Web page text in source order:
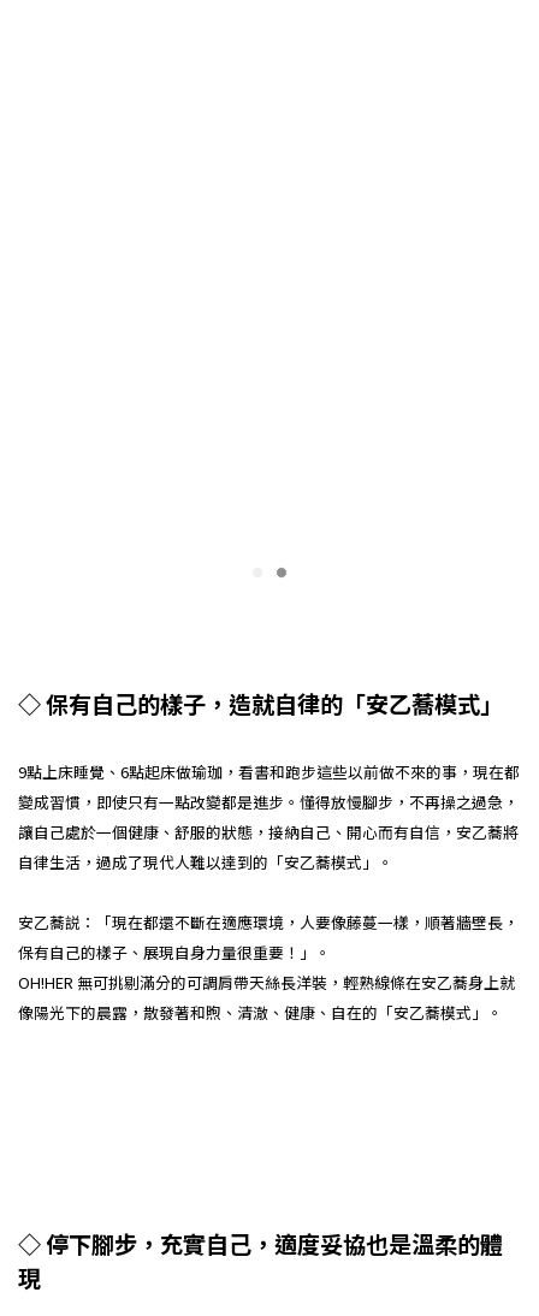
◇ 保有自己的樣子，造就自律的「安乙蕎模式」
9點上床睡覺、6點起床做瑜珈，看書和跑步這些以前做不來的事，現在都
變成習慣，即使只有一點改變都是進步。懂得放慢腳步，不再操之過急，
讓自己處於一個健康、舒服的狀態，接納自己、開心而有自信，安乙蕎將
自律生活，過成了現代人難以達到的「安乙蕎模式」。
安乙蕎説：「現在都還不斷在適應環境，人要像藤蔓一樣，順著牆壁長，
保有自己的樣子、展現自身力量很重要！」。
OH!HER 無可挑剔滿分的可調肩帶天絲長洋裝，輕熟線條在安乙蕎身上就
像陽光下的晨露，散發著和煦、清澈、健康、自在的「安乙蕎模式」。
◇ 停下腳步，充實自己，適度妥協也是溫柔的體
現